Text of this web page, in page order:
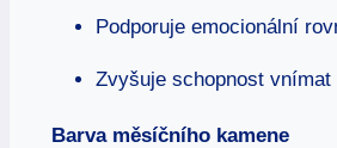
Podporuje emocionální
Zvyšuje schopnost
Barva měsíčního kamene